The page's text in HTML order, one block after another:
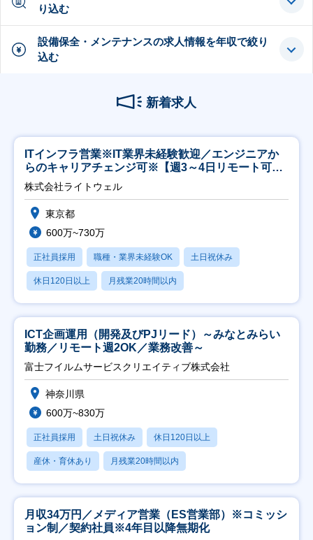
り込む
設備保全・メンテナンスの求人情報を年収で絞り
込む
新着求人
ITインフラ営業※IT業界未経験歓迎／エンジニアか
らのキャリアチェンジ可※【週3～4日リモート可
能】
株式会社ライトウェル
東京都
600万~730万
正社員採用 職種・業界未経験OK 土日祝休み
休日120日以上 月残業20時間以内
ICT企画運用（開発及びPJリード）～みなとみらい
勤務／リモート週2OK／業務改善～
富士フイルムサービスクリエイティブ株式会社
神奈川県
600万~830万
正社員採用 土日祝休み 休日120日以上
産休・育休あり 月残業20時間以内
月収34万円／メディア営業（ES営業部）※コミッシ
ョン制／契約社員※4年目以降無期化